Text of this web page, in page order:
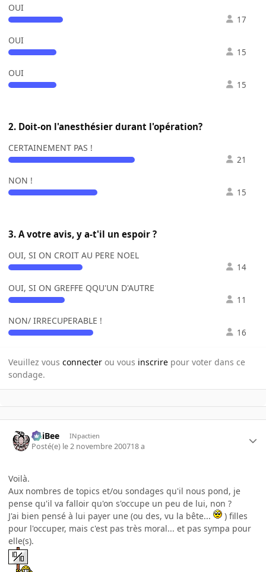
OUI
17
OUI
15
OUI
15
2. Doit-on l'anesthésier durant l'opération?
CERTAINEMENT PAS !
21
NON !
15
3. A votre avis, y a-t'il un espoir ?
OUI, SI ON CROIT AU PERE NOEL
14
OUI, SI ON GREFFE QQU'UN D'AUTRE
11
NON/ IRRECUPERABLE !
16
Veuillez vous connecter ou vous inscrire pour voter dans ce
sondage.
PhiBee INpactien
Posté(e) le 2 novembre 200718 a
Voilà.
Aux nombres de topics et/ou sondages qu'il nous pond, je
pense qu'il va falloir qu'on s'occupe un peu de lui, non ?
J'ai bien pensé à lui payer une (ou des, vu la bête...
) filles
pour l'occuper, mais c'est pas très moral... et pas sympa pour
elle(s).